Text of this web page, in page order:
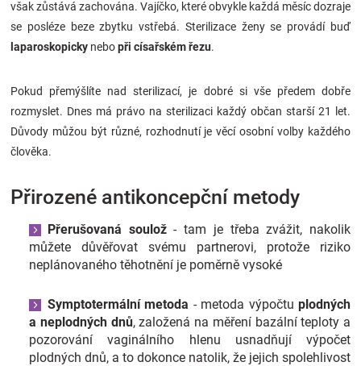
však zůstává zachována. Vajíčko, které obvykle každá měsíc dozraje
se posléze beze zbytku vstřebá. Sterilizace ženy se provádí buď
laparoskopicky nebopři císařském řezu.
Pokud přemýšlíte nad sterilizací, je dobré si vše předem dobře
rozmyslet. Dnes má právo na sterilizaci každý občan starší 21 let.
Důvody můžou být různé, rozhodnutí je věcí osobní volby každého
člověka.
Přirozené antikoncepční metody
Přerušovaná soulož- tam je třeba zvážit, nakolik
můžete důvěřovat svému partnerovi, protože riziko
neplánovaného těhotnění je poměrně vysoké
Symptotermální metoda - metoda výpočtuplodných
a neplodných dnů, založená na měření bazální teploty a
pozorování vaginálního hlenu usnadňují výpočet
plodných dnů, a to dokonce natolik, že jejich spolehlivost